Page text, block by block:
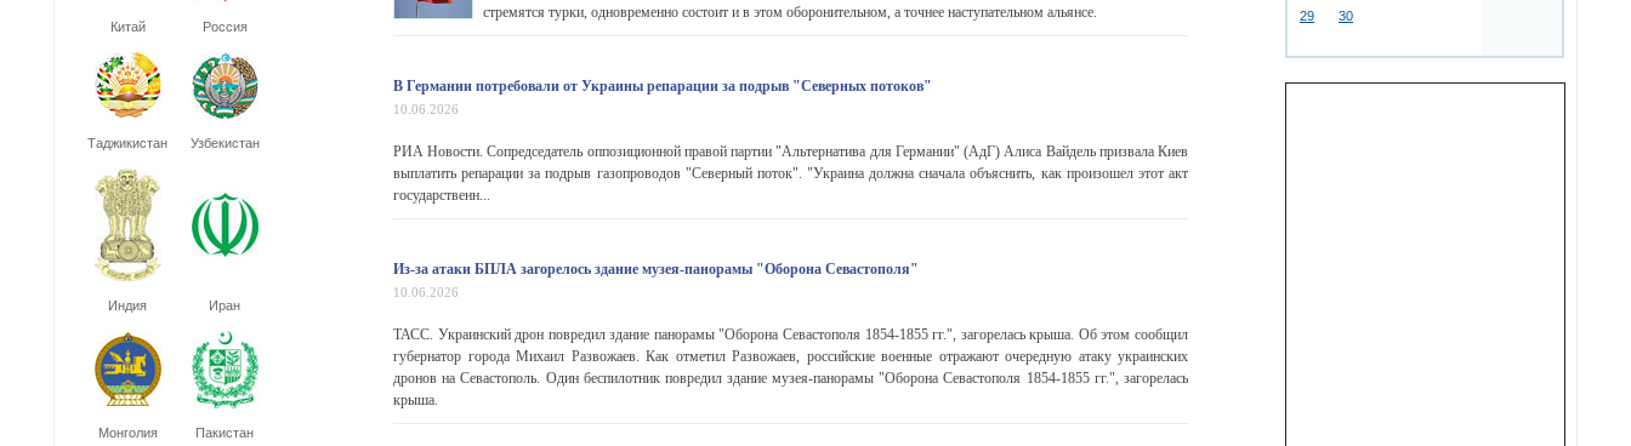
29
30
Китай Россия
Таджикистан Узбекистан
Индия Иран
Монголия Пакистан
стремятся турки, одновременно состоит и в этом оборонительном, а точнее наступательном альянсе.
В Германии потребовали от Украины репарации за подрыв "Северных потоков"
10.06.2026
РИА Новости. Сопредседатель оппозиционной правой партии "Альтернатива для Германии" (АдГ) Алиса Вайдель призвала Киев
выплатить репарации за подрыв газопроводов "Северный поток". "Украина должна сначала объяснить, как произошел этот акт
государственн...
Из-за атаки БПЛА загорелось здание музея-панорамы "Оборона Севастополя"
10.06.2026
ТАСС. Украинский дрон повредил здание панорамы "Оборона Севастополя 1854-1855 гг.", загорелась крыша. Об этом сообщил
губернатор города Михаил Развожаев. Как отметил Развожаев, российские военные отражают очередную атаку украинских
дронов на Севастополь. Один беспилотник повредил здание музея-панорамы "Оборона Севастополя 1854-1855 гг.", загорелась
крыша.